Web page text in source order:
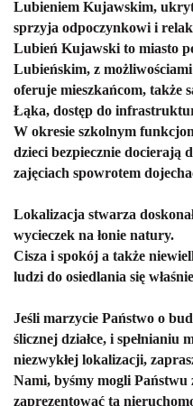
Lubieniem Kujawskim,
sprzyja odpoczynkowi i
Lubień Kujawski to miasto
Lubieńskim, z
oferuje mieszkańcom, także
Łąka, dostęp do
W okresie szkolnym
dzieci bezpiecznie docierają
zajęciach spowrotem
Lokalizacja stwarza
wycieczek na łonie natury.
Cisza i spokój a także
ludzi do osiedlania się
Jeśli marzycie Państwo o
ślicznej działce, i spełnianiu
niezwykłej lokalizacji,
Nami, byśmy mogli Państwu
zaprezentować tą